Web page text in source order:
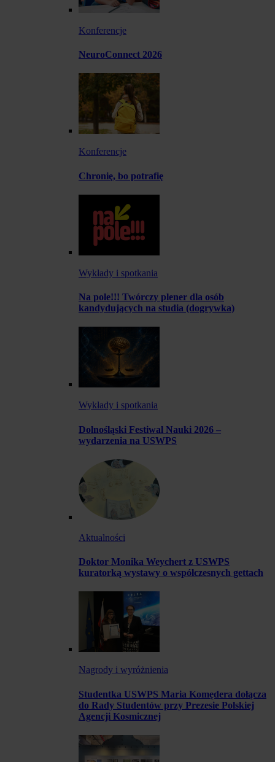
Konferencje
NeuroConnect 2026
Konferencje
Chronię, bo potrafię
Wykłady i spotkania
Na pole!!! Twórczy plener dla osób
kandydujących na studia (dogrywka)
Wykłady i spotkania
Dolnośląski Festiwal Nauki 2026 –
wydarzenia na USWPS
Aktualności
Doktor Monika Weychert z USWPS
kuratorką wystawy o współczesnych gettach
Nagrody i wyróżnienia
Studentka USWPS Maria Komędera dołącza
do Rady Studentów przy Prezesie Polskiej
Agencji Kosmicznej